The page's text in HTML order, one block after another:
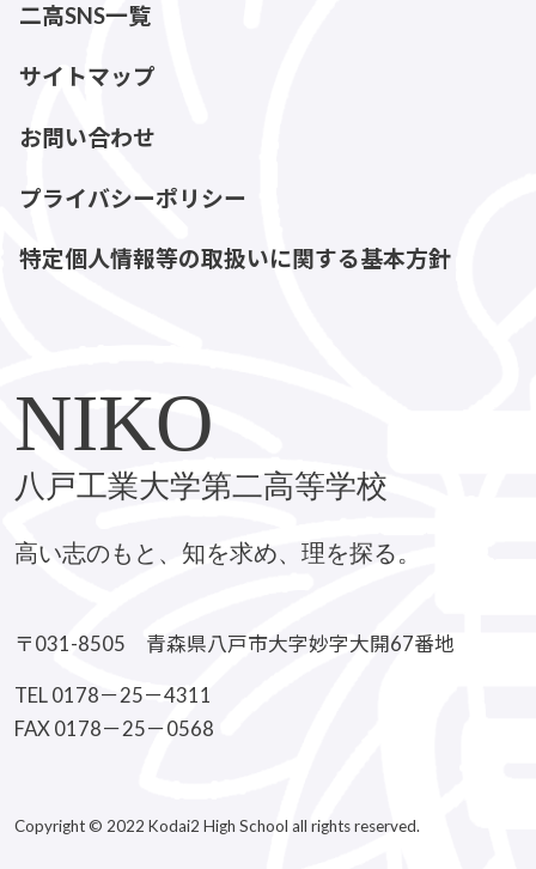
二高SNS一覧
サイトマップ
お問い合わせ
プライバシーポリシー
特定個人情報等の取扱いに関する基本方針
NIKO
八戸工業大学第二高等学校
高い志のもと、知を求め、理を探る。
〒031-8505 青森県八戸市大字妙字大開67番地
TEL 0178－25－4311
FAX 0178－25－0568
Copyright © 2022 Kodai2 High School all rights reserved.